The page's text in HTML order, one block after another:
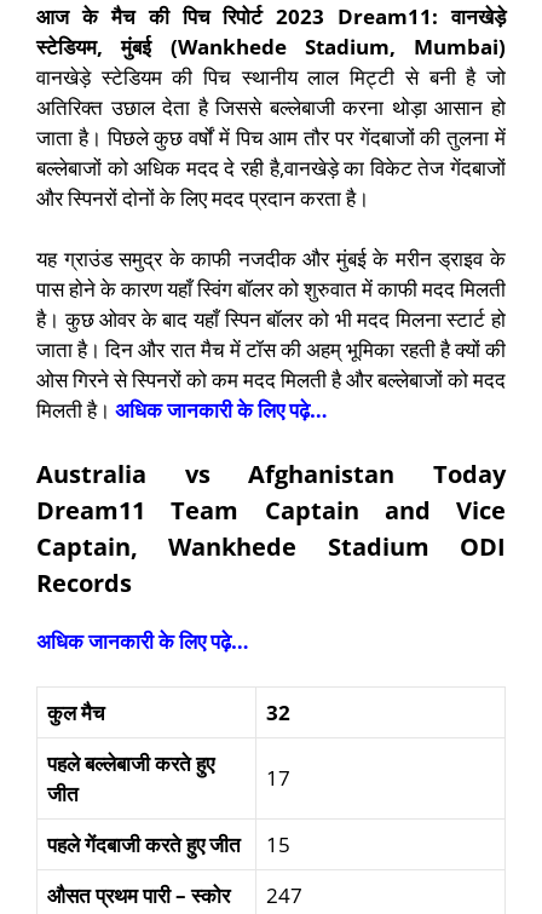
आज के मैच की पिच रिपोर्ट2023 Dream11:वानखेड़े
स्टेडियम,मुंबई (Wankhede Stadium, Mumbai)
वानखेड़े स्टेडियम की पिच स्थानीय लाल मिट्टी से बनी है जो
अतिरिक्त उछाल देता है जिससे बल्लेबाजी करना थोड़ा आसान हो
जाता है। पिछले कुछ वर्षों में पिच आम तौर पर गेंदबाजों की तुलना में
बल्लेबाजों को अधिक मदद दे रही है,वानखेड़े का विकेट तेज गेंदबाजों
और स्पिनरों दोनों के लिए मदद प्रदान करता है।
यह ग्राउंड समुद्र के काफी नजदीक और मुंबई के मरीन ड्राइव के
पास होने के कारण यहाँ स्विंग बॉलर को शुरुवात में काफी मदद मिलती
है। कुछ ओवर के बाद यहाँ स्पिन बॉलर को भी मदद मिलना स्टार्ट हो
जाता है। दिन और रात मैच में टॉस की अहम् भूमिका रहती है क्यों की
ओस गिरने से स्पिनरों को कम मदद मिलती है और बल्लेबाजों को मदद
मिलती है। अधिक जानकारी के लिए पढ़े…
Australia vs Afghanistan Today
Dream11 Team Captain and Vice
Captain, Wankhede Stadium ODI
Records
अधिक जानकारी के लिए पढ़े…
कुलमैच
32
पहलेबल्लेबाजीकरतेहुए
जीत
17
पहलेगेंदबाजीकरतेहुएजीत
15
औसतप्रथमपारी–स्कोर
247